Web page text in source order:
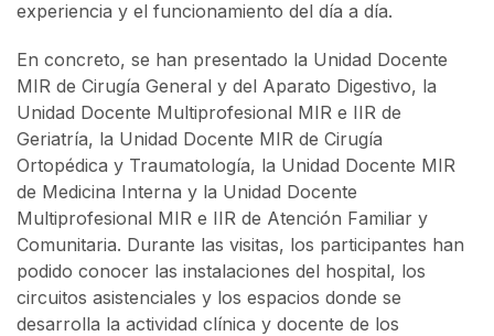
experiencia y el funcionamiento del día a día.
En concreto, se han presentado la Unidad Docente
MIR de Cirugía General y del Aparato Digestivo, la
Unidad Docente Multiprofesional MIR e IIR de
Geriatría, la Unidad Docente MIR de Cirugía
Ortopédica y Traumatología, la Unidad Docente MIR
de Medicina Interna y la Unidad Docente
Multiprofesional MIR e IIR de Atención Familiar y
Comunitaria. Durante las visitas, los participantes han
podido conocer las instalaciones del hospital, los
circuitos asistenciales y los espacios donde se
desarrolla la actividad clínica y docente de los